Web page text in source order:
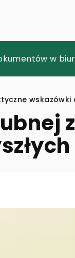
okazje? w
początkujących
wskazówki